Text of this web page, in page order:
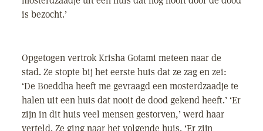
is bezocht.’
Opgetogen vertrok Krisha Gotami meteen naar de
stad. Ze stopte bij het eerste huis dat ze zag en zei:
‘De Boeddha heeft me gevraagd een mosterdzaadje te
halen uit een huis dat nooit de dood gekend heeft.’ ‘Er
zijn in dit huis veel mensen gestorven,’ werd haar
verteld. Ze ging naar het volgende huis. ‘Er zijn